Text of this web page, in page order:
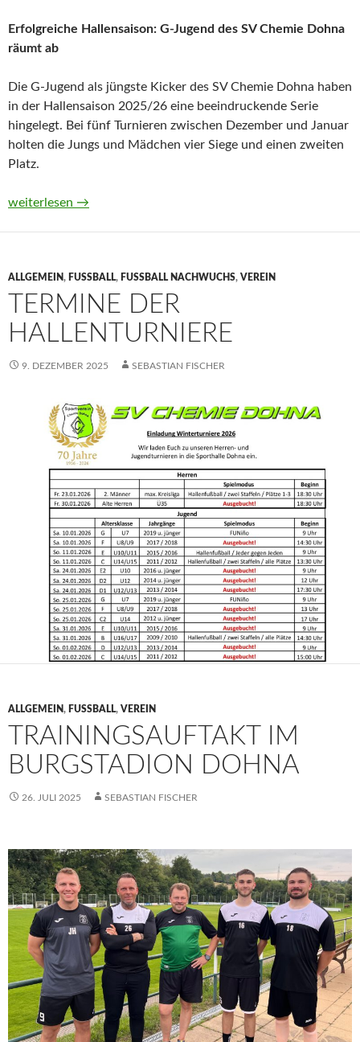
Erfolgreiche Hallensaison: G-Jugend des SV Chemie Dohna
räumt ab
Die G-Jugend als jüngste Kicker des SV Chemie Dohna haben
in der Hallensaison 2025/26 eine beeindruckende Serie
hingelegt. Bei fünf Turnieren zwischen Dezember und Januar
holten die Jungs und Mädchen vier Siege und einen zweiten
Platz.
Ein etwas verspäteter Rückblick auf die Fußball-
weiterlesen →
ALLGEMEIN, FUSSBALL , FUSSBALL NACHWUCHS , VEREIN
TERMINE DER
HALLENTURNIERE
9. DEZEMBER 2025 SEBASTIAN FISCHER
ALLGEMEIN, FUSSBALL , VEREIN
TRAININGSAUFTAKT IM
BURGSTADION DOHNA
26. JULI 2025 SEBASTIAN FISCHER